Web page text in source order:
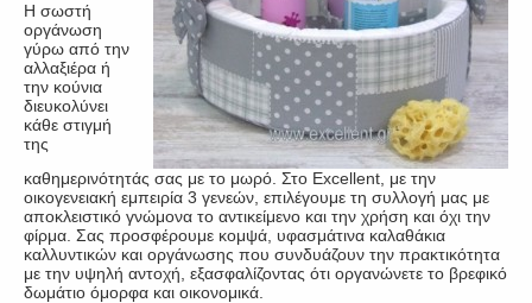
Η σωστή
οργάνωση
γύρω από την
αλλαξιέρα ή
την κούνια
διευκολύνει
κάθε στιγμή
της
καθημερινότητάς σας με το μωρό. Στο Excellent, με την
οικογενειακή εμπειρία 3 γενεών, επιλέγουμε τη συλλογή μας με
αποκλειστικό γνώμονα το αντικείμενο και την χρήση και όχι την
φίρμα. Σας προσφέρουμε κομψά, υφασμάτινα καλαθάκια
καλλυντικών και οργάνωσης που συνδυάζουν την πρακτικότητα
με την υψηλή αντοχή, εξασφαλίζοντας ότι οργανώνετε το βρεφικό
δωμάτιο όμορφα και οικονομικά.